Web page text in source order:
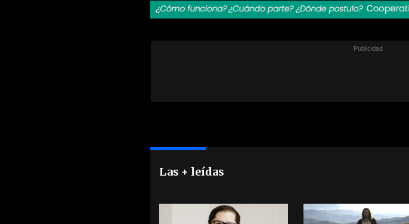
Las + leídas